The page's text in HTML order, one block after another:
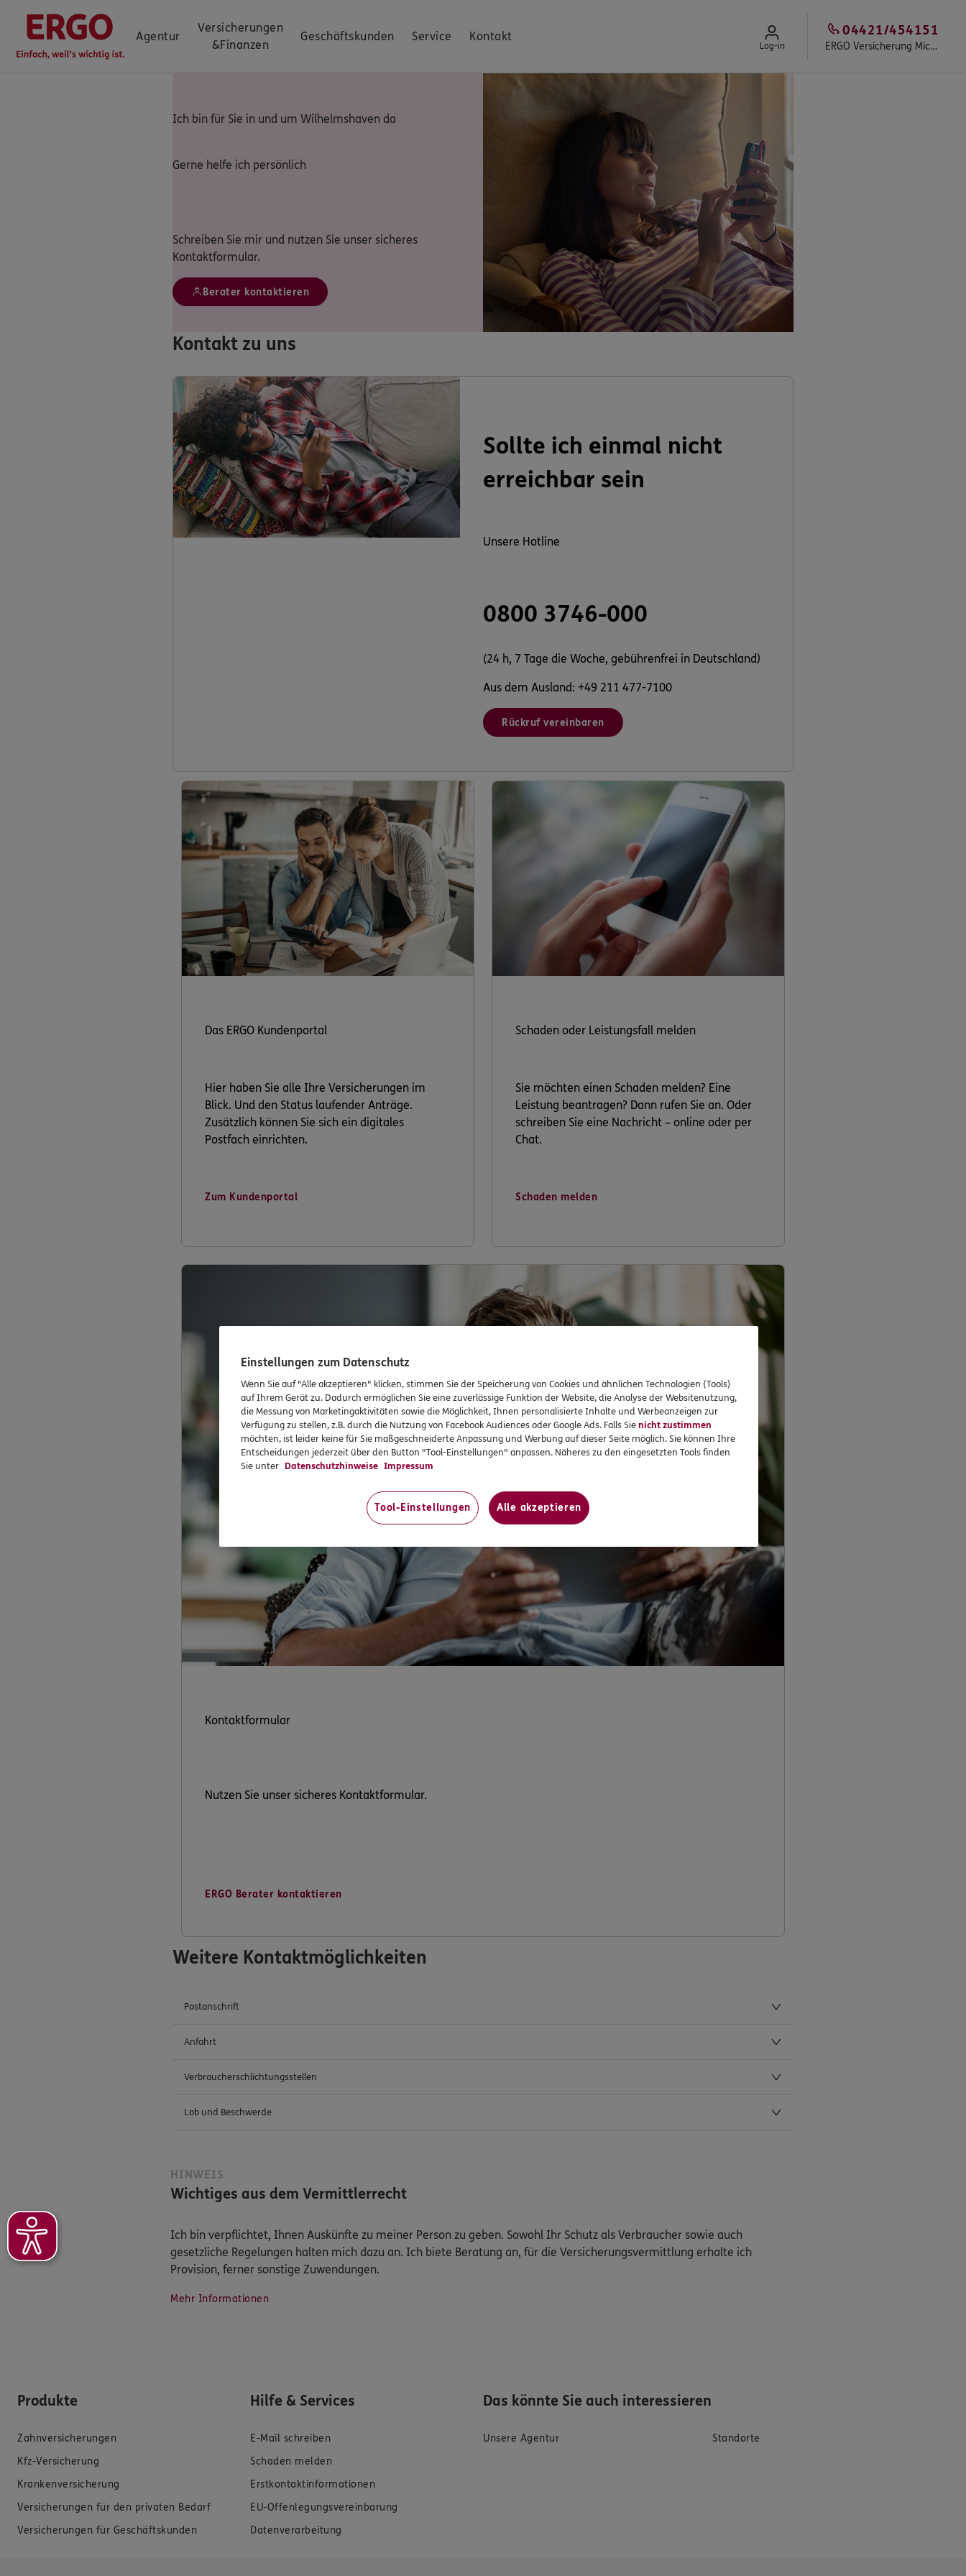
Agentur
Versicherungen
&Finanzen
Geschäftskunden Service Kontakt
Log-in ERGO Versicherung Michael Richter
04421/454151
Ich bin für Sie in und um Wilhelmshaven da
Gerne helfe ich persönlich
Schreiben Sie mir und nutzen Sie unser sicheres
Kontaktformular.
Berater kontaktieren
Kontakt zu uns
Sollte ich einmal nicht
erreichbar sein
Unsere Hotline
0800 3746-000
(24 h, 7 Tage die Woche, gebührenfrei in Deutschland)
Aus dem Ausland: +49 211 477-7100
Rückruf vereinbaren
Das ERGO Kundenportal
Hier haben Sie alle Ihre Versicherungen im
Blick. Und den Status laufender Anträge.
Zusätzlich können Sie sich ein digitales
Postfach einrichten.
Zum Kundenportal
Schaden oder Leistungsfall melden
Sie möchten einen Schaden melden? Eine
Leistung beantragen? Dann rufen Sie an. Oder
schreiben Sie eine Nachricht – online oder per
Chat.
Schaden melden
Kontaktformular
Nutzen Sie unser sicheres Kontaktformular.
ERGO Berater kontaktieren
Weitere Kontaktmöglichkeiten
Postanschrift
Anfahrt
Verbraucherschlichtungsstellen
Lob und Beschwerde
HINWEIS
Wichtiges aus dem Vermittlerrecht
Ich bin verpflichtet, Ihnen Auskünfte zu meiner Person zu geben. Sowohl Ihr Schutz als Verbraucher sowie auch
gesetzliche Regelungen halten mich dazu an. Ich biete Beratung an, für die Versicherungsvermittlung erhalte ich
Provision, ferner sonstige Zuwendungen.
Mehr Informationen
Produkte
Zahnversicherungen
Kfz-Versicherung
Krankenversicherung
Versicherungen für den privaten Bedarf
Versicherungen für Geschäftskunden
Hilfe & Services
E-Mail schreiben
Schaden melden
Erstkontaktinformationen
EU-Offenlegungsvereinbarung
Datenverarbeitung
Das könnte Sie auch interessieren
Unsere Agentur Standorte
Einstellungen zum Datenschutz
Wenn Sie auf "Alle akzeptieren" klicken, stimmen Sie der Speicherung von Cookies und ähnlichen Technologien (Tools)
auf Ihrem Gerät zu. Dadurch ermöglichen Sie eine zuverlässige Funktion der Website, die Analyse der Websitenutzung,
die Messung von Marketingaktivitäten sowie die Möglichkeit, Ihnen personalisierte Inhalte und Werbeanzeigen zur
Verfügung zu stellen, z.B. durch die Nutzung von Facebook Audiences oder Google Ads. Falls Sienicht zustimmen
möchten, ist leider keine für Sie maßgeschneiderte Anpassung und Werbung auf dieser Seite möglich. Sie können Ihre
Entscheidungen jederzeit über den Button "Tool-Einstellungen" anpassen. Näheres zu den eingesetzten Tools finden
Sie unter Datenschutzhinweise Impressum
Tool-Einstellungen Alle akzeptieren